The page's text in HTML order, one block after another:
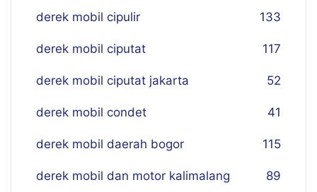
derek mobil cipulir 133
derek mobil ciputat 117
derek mobil ciputat jakarta 52
derek mobil condet 41
derek mobil daerah bogor 115
derek mobil dan motor kalimalang 89